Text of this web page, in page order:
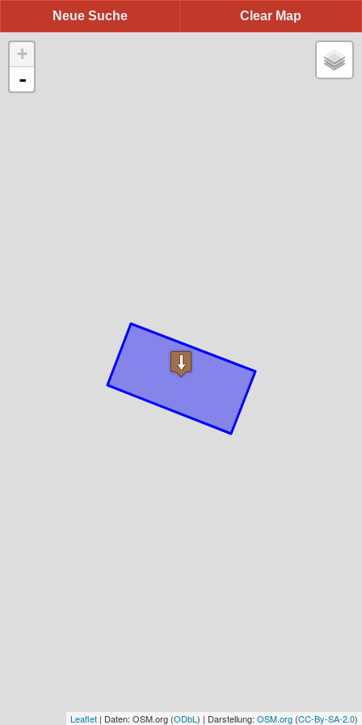
Clear Map
Neue Suche
+
-
Leaflet | Daten: OSM.org (ODbL ) | Darstellung: OSM.org (CC-By-SA-2.0)